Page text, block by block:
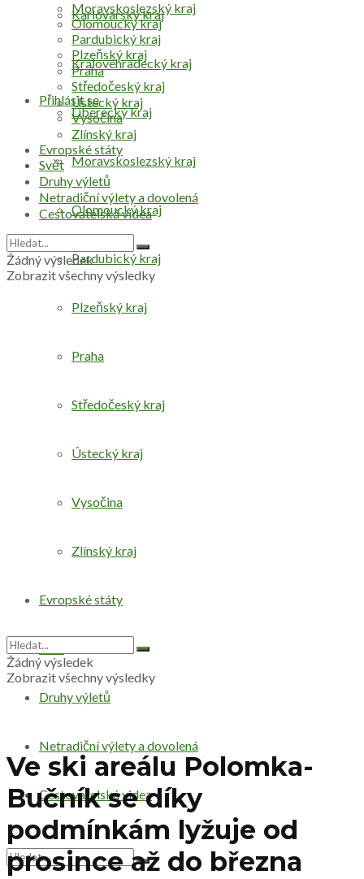
Přihlásit se
Karlovarský kraj
Královéhradecký kraj
Liberecký kraj
Moravskoslezský kraj
Olomoucký kraj
Pardubický kraj
Plzeňský kraj
Praha
Středočeský kraj
Ústecký kraj
Vysočina
Zlínský kraj
Evropské státy
Svět
Druhy výletů
Netradiční výlety a dovolená
Cestovatelská videa
Moravskoslezský kraj
Olomoucký kraj
Pardubický kraj
Plzeňský kraj
Praha
Středočeský kraj
Ústecký kraj
Vysočina
Zlínský kraj
Evropské státy
Svět
Druhy výletů
Netradiční výlety a dovolená
Cestovatelská videa
Žádný výsledek
Zobrazit všechny výsledky
Žádný výsledek
Zobrazit všechny výsledky
Ve ski areálu Polomka-
Bučník se díky
podmínkám lyžuje od
prosince až do března